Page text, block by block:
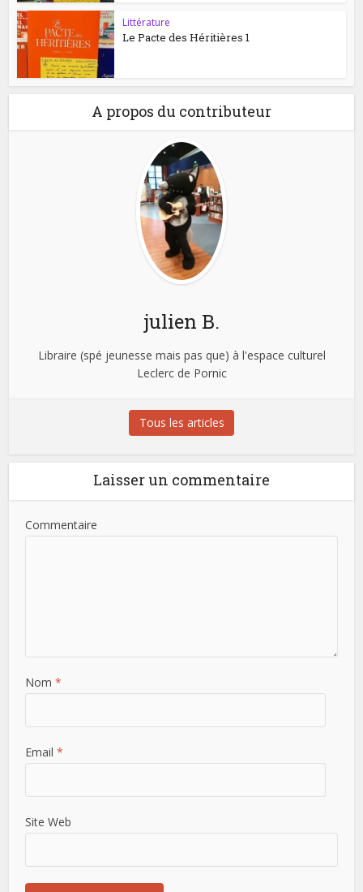
Littérature
Le Pacte des Héritières 1
A propos du contributeur
julien B.
Libraire (spé jeunesse mais pas que) à l'espace culturel
Leclerc de Pornic
Tous les articles
Laisser un commentaire
Commentaire
Nom *
Email *
Site Web